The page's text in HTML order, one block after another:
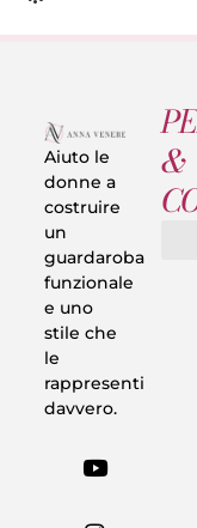
Aiuto le
donne a
costruire
un
guardaroba
funzionale
e uno
stile che
le
rappresenti
davvero.
&